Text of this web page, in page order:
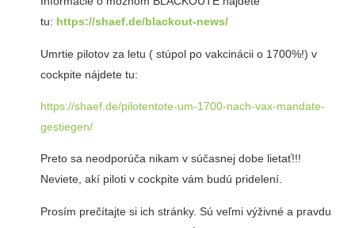
tu: https://shaef.de/blackout-news/
Umrtie pilotov za letu ( stúpol po vakcinácii o 1700%!) v
cockpite nájdete tu:
https://shaef.de/pilotentote-um-1700-nach-vax-mandate-
gestiegen/
Preto sa neodporúča nikam v súčasnej dobe lietať!!!
Neviete, akí piloti v cockpite vám budú pridelení.
Prosím prečítajte si ich stránky. Sú veľmi výživné a pravdu